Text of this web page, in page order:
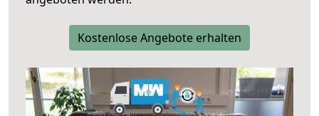
Kostenlose Angebote erhalten